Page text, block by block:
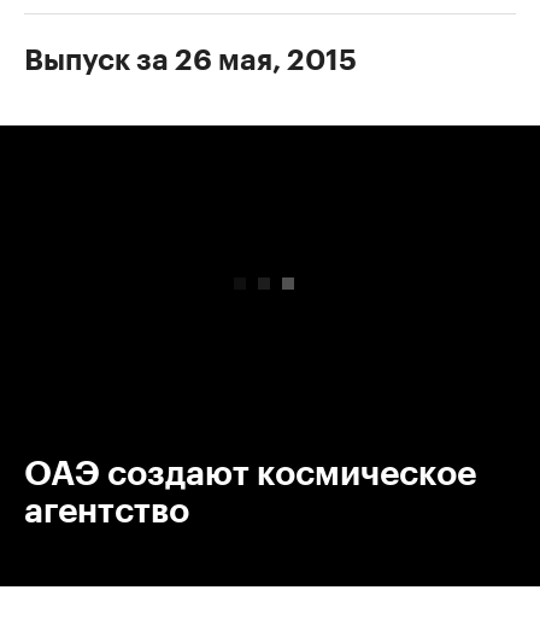
Выпуск за 26 мая, 2015
ОАЭ создают космическое
агентство